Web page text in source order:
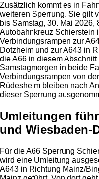
Zusätzlich kommt es in
weiteren Sperrung. Sie gilt
bis Samstag, 30. Mai 2026,
Autobahnkreuz Schierstein
Verbindungsrampen zur
Dotzheim und zur A643 in
die A66 in diesem
Samstagmorgen in beide
Verbindungsrampen von
Rüdesheim bleiben nach
dieser Sperrung
Umleitungen
und Wiesbaden-
Für die A66 Sperrung
wird eine Umleitung
A643 in Richtung Mainz/